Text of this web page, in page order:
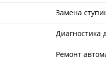
Замена
Диагностика
Ремонт